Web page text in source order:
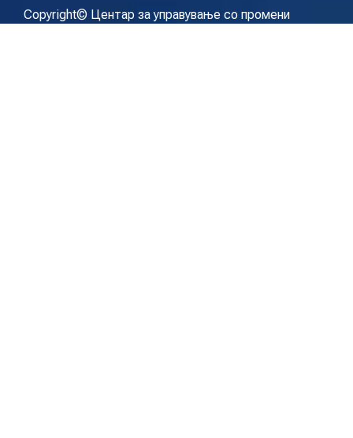
Copyright© Центар за управување со промени